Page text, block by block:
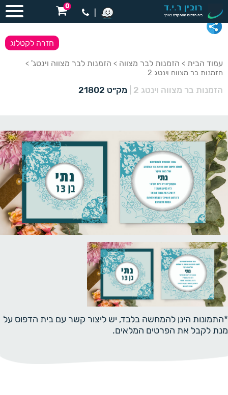
0
עמוד הבית > הזמנות לבר מצווה > הזמנות לבר מצווה וינטג' >
הזמנות בר מצווה וינטג 2
הזמנות בר מצווה וינטג 2 מק״ט 21802
חזרה לקטלוג
*התמונות הינן להמחשה בלבד, יש ליצור קשר עם בית הדפוס על
מנת לקבל את הפרטים המלאים.